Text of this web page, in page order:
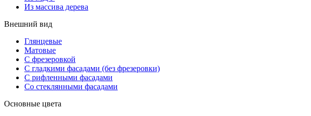
Из массива дерева
Внешний вид
Глянцевые
Матовые
С фрезеровкой
С гладкими фасадами (без фрезеровки)
С рифленными фасадами
Со стеклянными фасадами
Основные цвета